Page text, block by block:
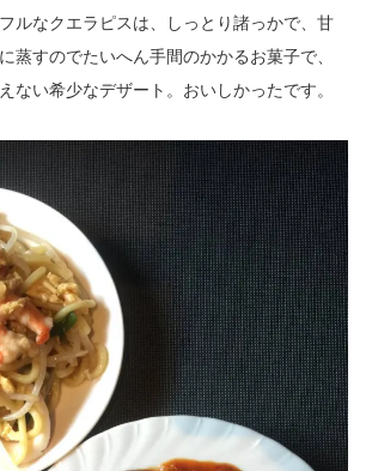
ルなクエラピスは、しっとり諸っかで、甘
蒸すのでたいへん手間のかかるお菓子で、
ない希少なデザート。おいしかったです。